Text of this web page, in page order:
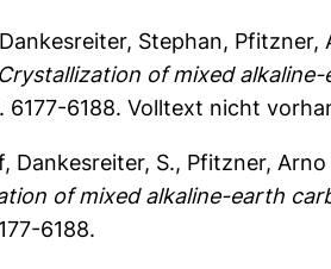
Dankesreiter, Stephan, Pfitzner,
Crystallization of mixed
6177-6188. Volltext nicht
, Dankesreiter, S., Pfitzner, Arno
of mixed alkaline-earth
6188.